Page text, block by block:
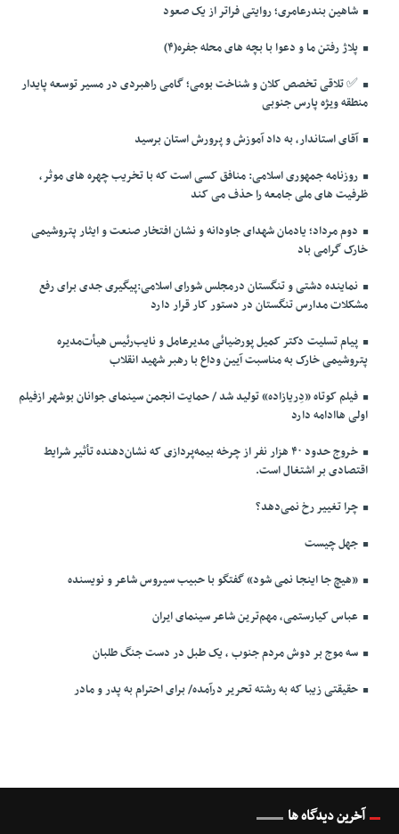
شاهین بندرعامری؛ روایتی فراتر از یک صعود
پلاژ رفتن ما و دعوا با بچه های محله جفره(۴)
✅️ تلاقی تخصص کلان و شناخت بومی؛ گامی راهبردی در مسیر توسعه پایدار
منطقه ویژه پارس جنوبی
آقای استاندار، به داد آموزش و پرورش استان برسید
روزنامه جمهوری اسلامی: منافق کسی است که با تخریب چهره های موثر،
ظرفیت های ملی جامعه را حذف می کند
دوم مرداد؛ یادمان شهدای جاودانه و نشان افتخار صنعت و ایثار پتروشیمی
خارک گرامی باد
نماینده دشتی و تنگستان درمجلس شورای اسلامی:پیگیری جدی برای رفع
مشکلات مدارس تنگستان در دستور کار قرار دارد
پیام تسلیت دکتر کمیل پورضیائی مدیرعامل و نایب‌رئیس هیأت‌مدیره
پتروشیمی خارک به مناسبت آیین وداع با رهبر شهید انقلاب
فیلم کوتاه «دِریازاده» تولید شد / حمایت انجمن سینمای جوانان بوشهر ازفیلم
اولی هاادامه دارد
خروج حدود ۴۰ هزار نفر از چرخه بیمه‌پردازی که نشان‌دهنده تأثیر شرایط
اقتصادی بر اشتغال است.
چرا تغییر رخ نمی‌دهد؟
جهل چیست
«هیچ جا اینجا نمی شود» گفتگو با حبیب سیروس شاعر و نویسنده
عباس کیارستمی، مهم‌ترین شاعر سینمای ایران
سه موج بر دوش مردم جنوب ، یک طبل در دست جنگ طلبان
حقیقتی زیبا که به رشته تحریر درآمده/ برای احترام به پدر و مادر
آخرین دیدگاه ها